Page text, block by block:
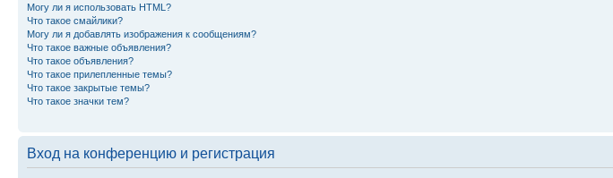
Могу ли я использовать HTML?
Что такое смайлики?
Могу ли я добавлять изображения к сообщениям?
Что такое важные объявления?
Что такое объявления?
Что такое прилепленные темы?
Что такое закрытые темы?
Что такое значки тем?
Вход на конференцию и регистрация